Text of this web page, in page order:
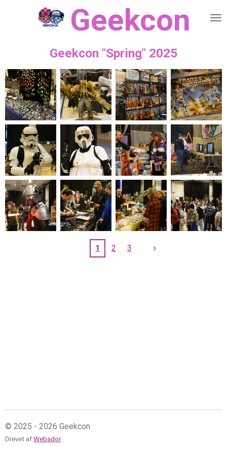
Geekcon
Geekcon "Spring" 2025
1 2 3
© 2025 - 2026 Geekcon
Drevet af Webador